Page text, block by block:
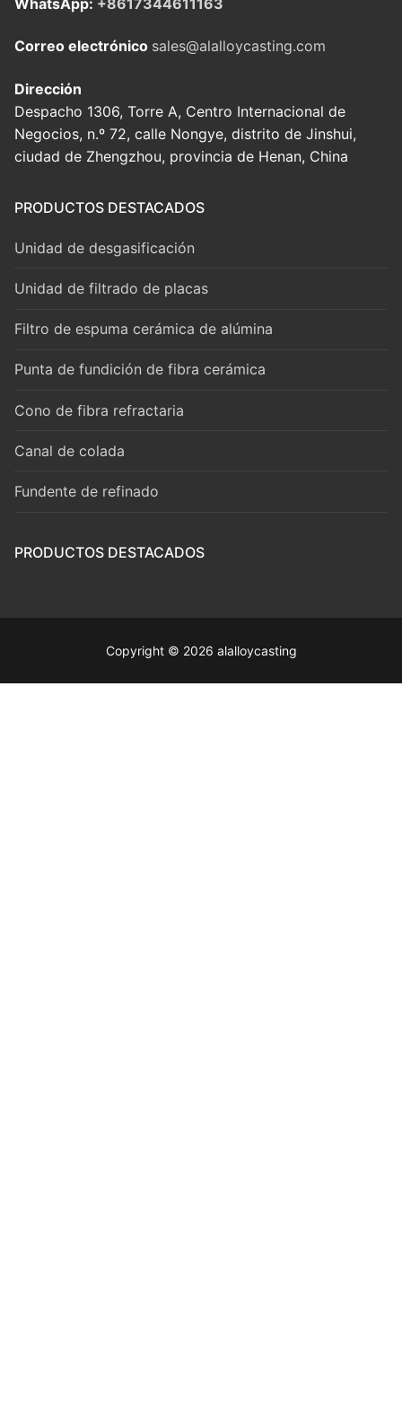
Correo electrónico sales@alalloycasting.com
Dirección
Despacho 1306, Torre A, Centro Internacional de
Negocios, n.º 72, calle Nongye, distrito de Jinshui,
ciudad de Zhengzhou, provincia de Henan, China
PRODUCTOS DESTACADOS
Unidad de desgasificación
Unidad de filtrado de placas
Filtro de espuma cerámica de alúmina
Punta de fundición de fibra cerámica
Cono de fibra refractaria
Canal de colada
Fundente de refinado
PRODUCTOS DESTACADOS
Copyright © 2026 alalloycasting